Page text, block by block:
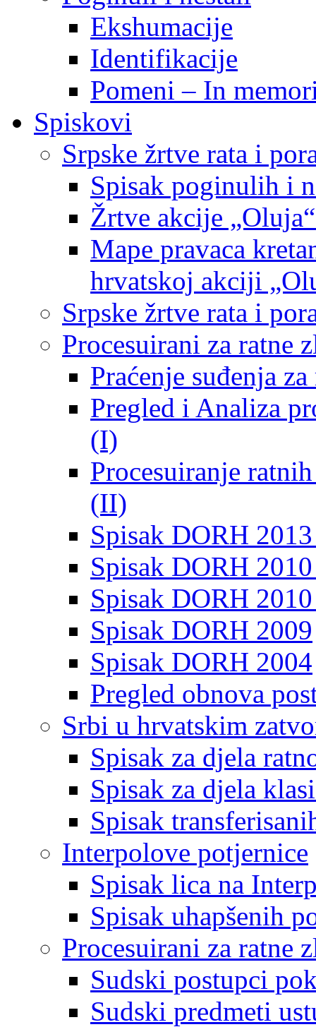
Ekshumacije
Identifikacije
Pomeni – In
Spiskovi
Srpske žrtve rata i
Spisak poginulih i
Žrtve akcije
Mape pravaca
hrvatskoj akciji
Srpske žrtve rata i
Procesuirani za ratne
Praćenje suđenja
Pregled i Analiza
(I)
Procesuiranje
(II)
Spisak DORH
Spisak DORH
Spisak DORH
Spisak DORH 2009
Spisak DORH 2004
Pregled obnova
Srbi u hrvatskim
Spisak za djela
Spisak za djela
Spisak
Interpolove potjernice
Spisak lica na
Spisak uhapšenih
Procesuirani za ratne
Sudski postupci
Sudski predmeti